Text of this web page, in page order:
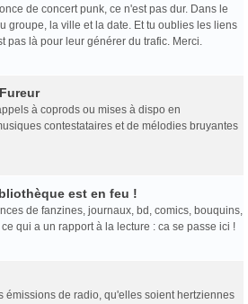
de concert punk, ce n'est pas dur. Dans le
groupe, la ville et la date. Et tu oublies les liens
pas là pour leur générer du trafic. Merci.
à coprods ou mises à dispo en
contestataires et de mélodies bruyantes
est en feu !
de fanzines, journaux, bd, comics, bouquins,
qui a un rapport à la lecture : ca se passe ici !
émissions de radio, qu'elles soient hertziennes